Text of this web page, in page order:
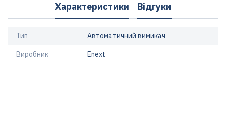
Характеристики Відгуки
Тип Автоматичний вимикач
Виробник Enext